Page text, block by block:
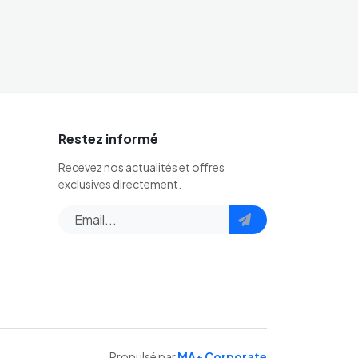
Restez informé
Recevez nos actualités et offres
exclusives directement.